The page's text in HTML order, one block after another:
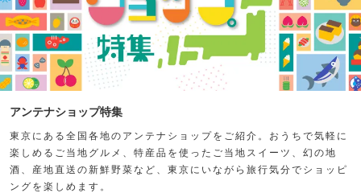
アンテナショップ特集
東京にある全国各地のアンテナショップをご紹介。おうちで気軽に
楽しめるご当地グルメ、特産品を使ったご当地スイーツ、幻の地
酒、産地直送の新鮮野菜など、東京にいながら旅行気分でショッピ
ングを楽しめます。